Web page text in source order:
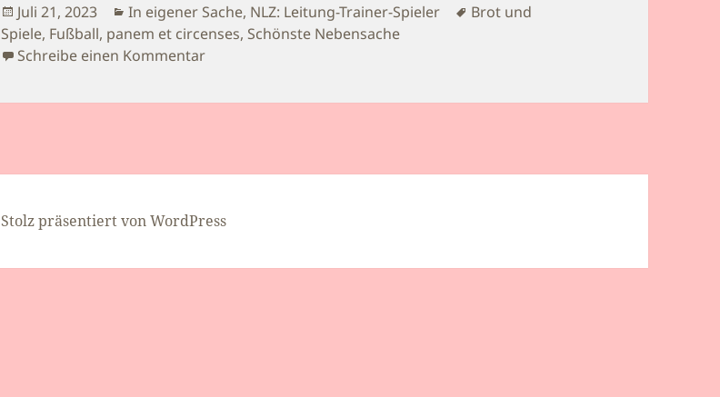
Veröffentlicht
am
Juli 21, 2023 Kategorien
In eigener Sache, NLZ: Leitung-Trainer-Spieler Schlagwörter
Brot und
Spiele, Fußball, panem et circenses, Schönste Nebensache
Schreibe einen Kommentarzu Alles, was die Begeisterung für den Fußball so ausmacht! Egal wo,
Stolz präsentiert von WordPress